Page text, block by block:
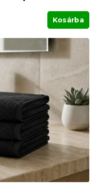
Kosárba